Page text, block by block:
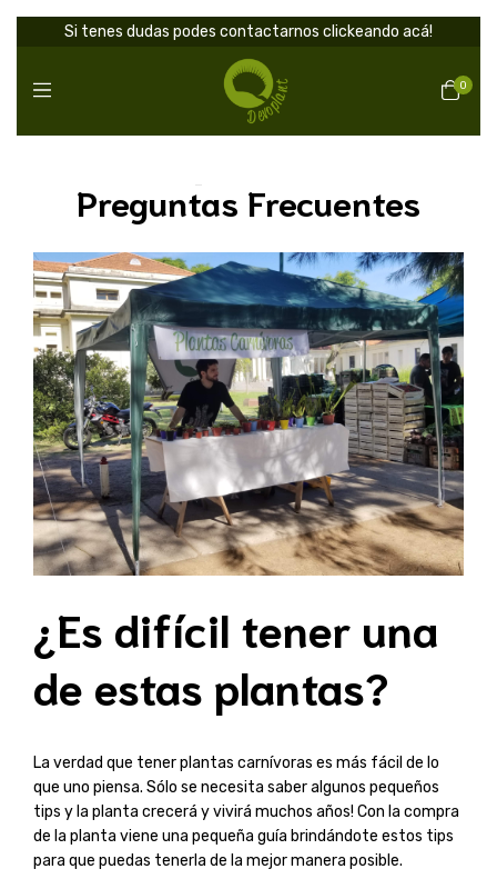
Si tenes dudas podes contactarnos clickeando acá!
0
Preguntas Frecuentes
¿Es difícil tener una
de estas plantas?
La verdad que tener plantas carnívoras es más fácil de lo
que uno piensa. Sólo se necesita saber algunos pequeños
tips y la planta crecerá y vivirá muchos años! Con la compra
de la planta viene una pequeña guía brindándote estos tips
para que puedas tenerla de la mejor manera posible.